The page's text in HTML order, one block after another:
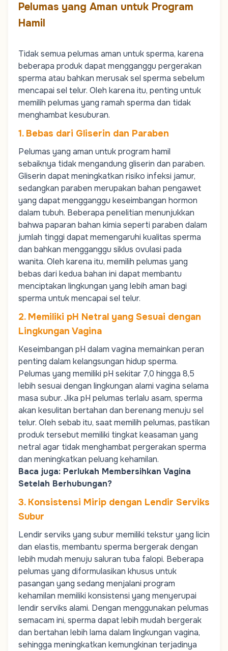
Pelumas yang Aman untuk Program
Hamil
Tidak semua pelumas aman untuk sperma, karena
beberapa produk dapat mengganggu pergerakan
sperma atau bahkan merusak sel sperma sebelum
mencapai sel telur. Oleh karena itu, penting untuk
memilih pelumas yang ramah sperma dan tidak
menghambat kesuburan.
1. Bebas dari Gliserin dan Paraben
Pelumas yang aman untuk program hamil
sebaiknya tidak mengandung gliserin dan paraben.
Gliserin dapat meningkatkan risiko infeksi jamur,
sedangkan paraben merupakan bahan pengawet
yang dapat mengganggu keseimbangan hormon
dalam tubuh. Beberapa penelitian menunjukkan
bahwa paparan bahan kimia seperti paraben dalam
jumlah tinggi dapat memengaruhi kualitas sperma
dan bahkan mengganggu siklus ovulasi pada
wanita. Oleh karena itu, memilih pelumas yang
bebas dari kedua bahan ini dapat membantu
menciptakan lingkungan yang lebih aman bagi
sperma untuk mencapai sel telur.
2. Memiliki pH Netral yang Sesuai dengan
Lingkungan Vagina
Keseimbangan pH dalam vagina memainkan peran
penting dalam kelangsungan hidup sperma.
Pelumas yang memiliki pH sekitar 7,0 hingga 8,5
lebih sesuai dengan lingkungan alami vagina selama
masa subur. Jika pH pelumas terlalu asam, sperma
akan kesulitan bertahan dan berenang menuju sel
telur. Oleh sebab itu, saat memilih pelumas, pastikan
produk tersebut memiliki tingkat keasaman yang
netral agar tidak menghambat pergerakan sperma
dan meningkatkan peluang kehamilan.
Baca juga: Perlukah Membersihkan Vagina
Setelah Berhubungan?
3. Konsistensi Mirip dengan Lendir Serviks
Subur
Lendir serviks yang subur memiliki tekstur yang licin
dan elastis, membantu sperma bergerak dengan
lebih mudah menuju saluran tuba falopi. Beberapa
pelumas yang diformulasikan khusus untuk
pasangan yang sedang menjalani program
kehamilan memiliki konsistensi yang menyerupai
lendir serviks alami. Dengan menggunakan pelumas
semacam ini, sperma dapat lebih mudah bergerak
dan bertahan lebih lama dalam lingkungan vagina,
sehingga meningkatkan kemungkinan terjadinya